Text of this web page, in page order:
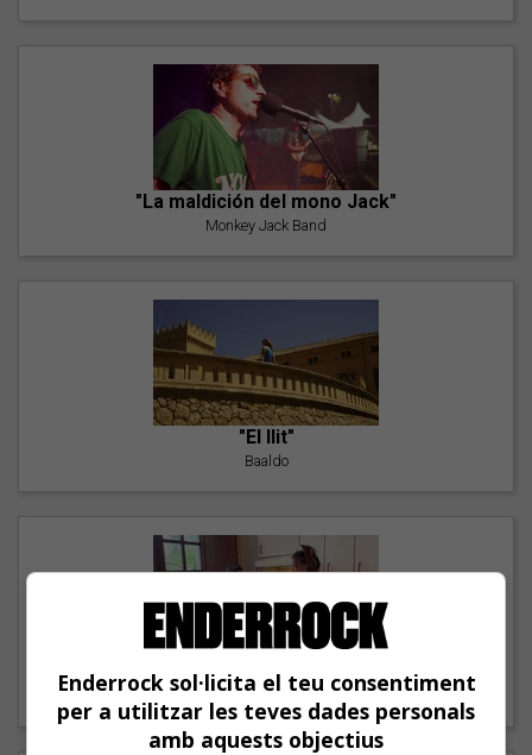
"La maldición del mono Jack"
Monkey Jack Band
"El llit"
Baaldo
"Lo bueno y lo malo"
Carmen y María
Enderrock sol·licita el teu consentiment
per a utilitzar les teves dades personals
amb aquests objectius